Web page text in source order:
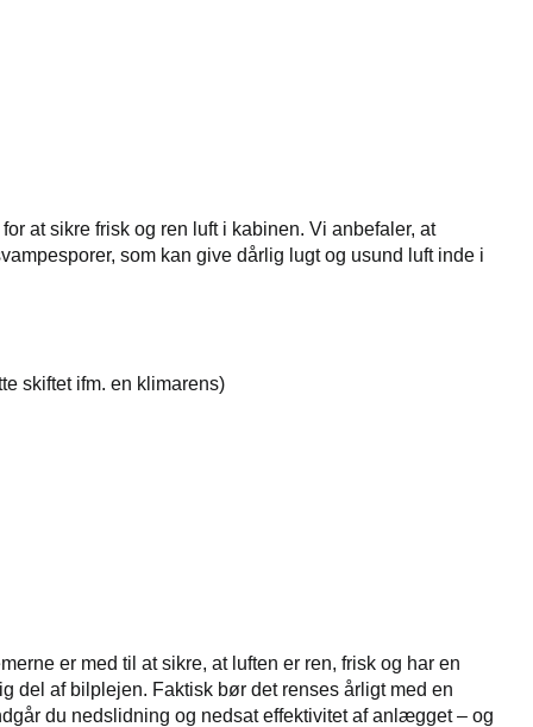
at sikre frisk og ren luft i kabinen. Vi anbefaler, at
som kan give dårlig lugt og usund luft inde i
skiftet ifm. en klimarens)
er med til at sikre, at luften er ren, frisk og har en
del af bilplejen. Faktisk bør det renses årligt med en
du nedslidning og nedsat effektivitet af anlægget – og